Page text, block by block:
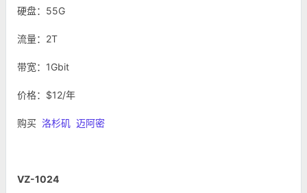
硬盘：55G
流量：2T
带宽：1Gbit
价格：$12/年
购买 洛杉矶 迈阿密
VZ-1024